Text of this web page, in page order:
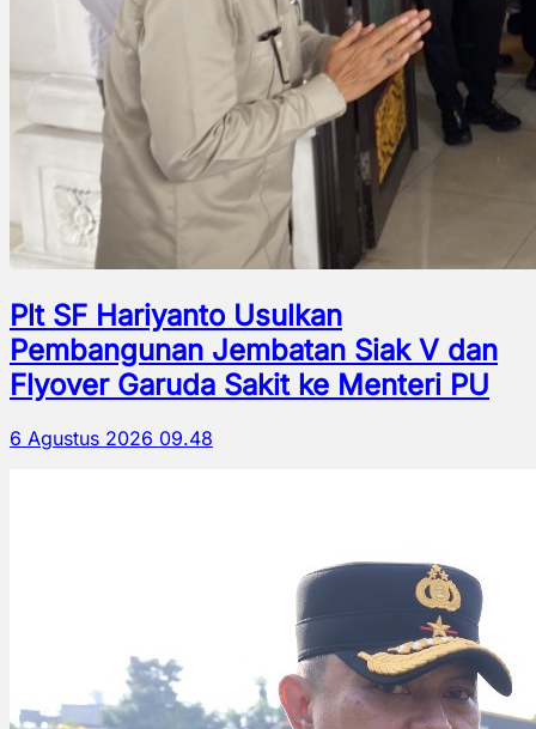
Plt SF Hariyanto Usulkan
Pembangunan Jembatan Siak V dan
Flyover Garuda Sakit ke Menteri PU
6 Agustus 2026 09.48